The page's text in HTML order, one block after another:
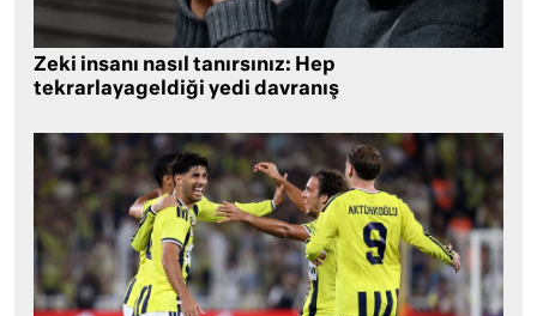
Zeki insanı nasıl tanırsınız: Hep
tekrarlayageldiği yedi davranış